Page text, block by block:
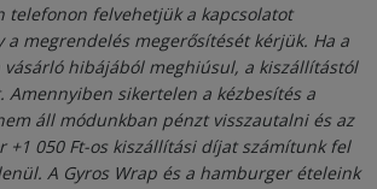
telefonon felvehetjük a kapcsolatot
a megrendelés megerősítését kérjük. Ha a
vásárló hibájából meghiúsul, a kiszállítástól
sikertelen a kézbesítés a
áll módunkban pénzt visszautalni és az
+1 050 Ft-os kiszállítási díjat számítunk fel
A Gyros Wrap és a hamburger ételeink